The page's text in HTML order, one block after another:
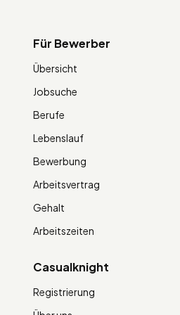
Für Bewerber
Übersicht
Jobsuche
Berufe
Lebenslauf
Bewerbung
Arbeitsvertrag
Gehalt
Arbeitszeiten
Casualknight
Registrierung